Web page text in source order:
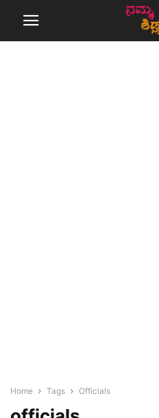
Home Tags Officials